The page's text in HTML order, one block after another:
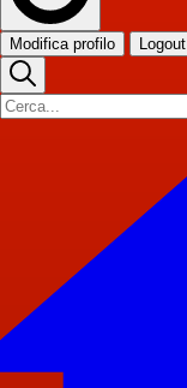
Modifica profilo Logout